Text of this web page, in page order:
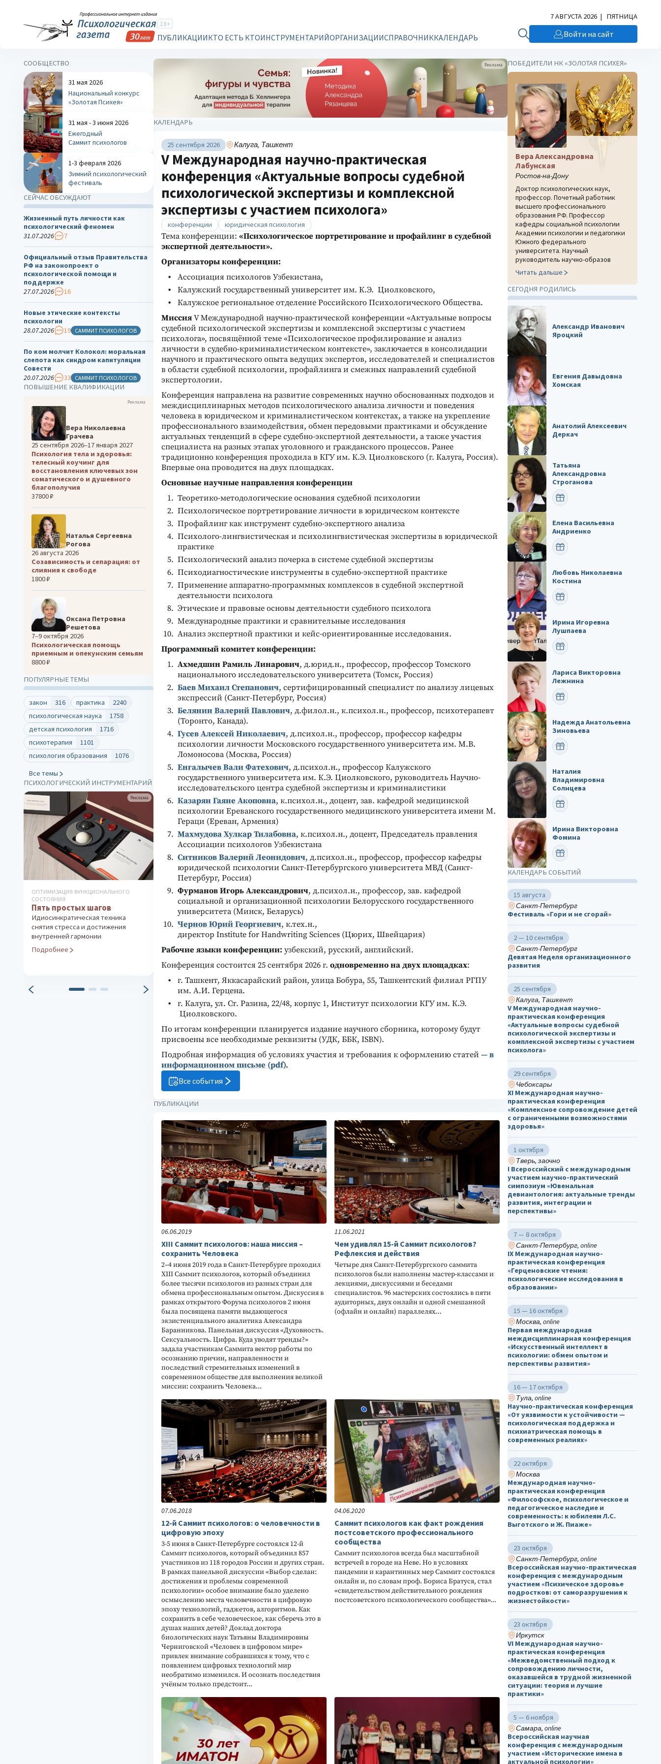
18+
ПУБЛИКАЦИИКТО ЕСТЬ КТОИНСТРУМЕНТАРИЙОРГАНИЗАЦИИСПРАВОЧНИККАЛЕНДАРЬ
7 АВГУСТА 2026 | ПЯТНИЦА
Войти на сайт
Реклама
КАЛЕНДАРЬ
25 сентября 2026 Калуга, Ташкент
V Международная научно-практическая
конференция «Актуальные вопросы судебной
психологической экспертизы и комплексной
экспертизы с участием психолога»
конференции юридическая психология
Тема конференции: «Психологическое портретирование и профайлинг в судебной
экспертной деятельности».
Организаторы конференции:
Ассоциация психологов Узбекистана,
Калужский государственный университет им. К.Э. Циолковского,
Калужское региональное отделение Российского Психологического Общества.
МиссияV Международной научно-практической конференции «Актуальные вопросы
судебной психологической экспертизы и комплексной экспертизы с участием
психолога», посвящённой теме «Психологическое профилирование и анализ
личности в судебно-криминалистическом контексте», заключается в консолидации
научного и практического опыта ведущих экспертов, исследователей и специалистов
в области судебной психологии, профайлинга и смежных направлений судебной
экспертологии.
Конференция направлена на развитие современных научно обоснованных подходов и
междисциплинарных методов психологического анализа личности и поведения
человека в юридическом и криминалистическом контекстах, а также на укрепление
профессионального взаимодействия, обмен передовыми практиками и обсуждение
актуальных тенденций в сфере судебно-экспертной деятельности, а также участия
специалиста на разных этапах уголовного и гражданского процессов. Ранее
традиционно конференция проходила в КГУ им. К.Э. Циолковского (г. Калуга, Россия).
Впервые она проводится на двух площадках.
Основные научные направления конференции
Теоретико-методологические основания судебной психологии
Психологическое портретирование личности в юридическом контексте
Профайлинг как инструмент судебно-экспертного анализа
Психолого-лингвистическая и психолингвистическая экспертизы в юридической
практике
Психологический анализ почерка в системе судебной экспертизы
Психодиагностические инструменты в судебно-экспертной практике
Применение аппаратно-программных комплексов в судебной экспертной
деятельности психолога
Этические и правовые основы деятельности судебного психолога
Международные практики и сравнительные исследования
Анализ экспертной практики и кейс-ориентированные исследования.
Программный комитет конференции:
Ахмедшин Рамиль Линарович, д.юрид.н., профессор, профессор Томского
национального исследовательского университета (Томск, Россия)
Баев Михаил Степанович, сертифицированный специалист по анализу лицевых
экспрессий (Санкт-Петербург, Россия)
Белянин Валерий Павлович, д.филол.н., к.психол.н., профессор, психотерапевт
(Торонто, Канада).
Гусев Алексей Николаевич, д.психол.н., профессор, профессор кафедры
психологии личности Московского государственного университета им. М.В.
Ломоносова (Москва, Россия)
Енгалычев Вали Фатехович, д.психол.н., профессор Калужского
государственного университета им. К.Э. Циолковского, руководитель Научно-
исследовательского центра судебной экспертизы и криминалистики
Казарян Гаяне Акоповна, к.психол.н., доцент, зав. кафедрой медицинской
психологии Ереванского государственного медицинского университета имени М.
Гераци (Ереван, Армения)
Махмудова Хулкар Тилабовна, к.психол.н., доцент, Председатель правления
Ассоциации психологов Узбекистана
Ситников Валерий Леонидович, д.психол.н., профессор, профессор кафедры
юридической психологии Санкт-Петербургского университета МВД (Санкт-
Петербург, Россия)
Фурманов Игорь Александрович, д.психол.н., профессор, зав. кафедрой
социальной и организационной психологии Белорусского государственного
университета (Минск, Беларусь)
Чернов Юрий Георгиевич, к.тех.н.,
директор Institute for Handwriting Sciences (Цюрих, Швейцария)
Рабочие языки конференции: узбекский, русский, английский.
Конференция состоится 25 сентября 2026 г. одновременно на двух площадках:
г. Ташкент, Яккасарайский район, улица Бобура, 55, Ташкентский филиал РГПУ
им. А.И. Герцена.
г. Калуга, ул. Ст. Разина, 22/48, корпус 1, Институт психологии КГУ им. К.Э.
Циолковского.
По итогам конференции планируется издание научного сборника, которому будут
присвоены все необходимые реквизиты (УДК, ББК, ISBN).
Подробная информация об условиях участия и требования к оформлению статей —в
информационном письме (pdf).
Все события
ПУБЛИКАЦИИ
06.06.2019
XIII Саммит психологов: наша миссия –
сохранить Человека
2–4 июня 2019 года в Санкт-Петербурге проходил
XIII Саммит психологов, который объединил
более тысячи психологов из разных стран для
обмена профессиональным опытом. Дискуссия в
рамках открытого Форума психологов 2 июня
была посвящена памяти выдающегося
экзистенциального аналитика Александра
Баранникова. Панельная дискуссия «Духовность.
Сексуальность. Цифра. Куда уводят тренды?»
задала участникам Саммита вектор работы по
осознанию причин, направленности и
последствий стремительных изменений в
современном обществе для выполнения великой
миссии: сохранить Человека...
11.06.2021
Чем удивлял 15-й Саммит психологов?
Рефлексия и действия
Четыре дня Санкт-Петербургского саммита
психологов были наполнены мастер-классами и
лекциями, дискуссиями и беседами
специалистов. 96 мастерских состоялись в пяти
аудиторных, двух онлайн и одной смешанной
(офлайн и онлайн) параллелях…
07.06.2018
12-й Саммит психологов: о человечности в
цифровую эпоху
3-5 июня в Санкт-Петербурге состоялся 12-й
Саммит психологов, который объединил 857
участников из 118 городов России и других стран.
В рамках панельной дискуссии «Выбор сделан:
достижения и проблемы современной
психологии» особое внимание было уделено
осмыслению места человечности в цифровую
эпоху технологий, гаджетов, алгоритмов. Как
сохранить в себе человеческое, как сберечь это в
душах наших детей? Доклад доктора
биологических наук Татьяны Владимировны
Черниговской «Человек в цифровом мире»
привлек внимание собравшихся к тому, что с
появлением цифровых технологий мир
необратимо изменился. И осознать последствия
учёным только предстоит...
04.06.2020
Саммит психологов как факт рождения
постсоветского профессионального
сообщества
Саммит психологов всегда был масштабной
встречей в городе на Неве. Но в условиях
пандемии и карантинных мер Саммит состоялся
онлайн и, по словам проф. Бориса Братуся, стал
«свидетельством действительного рождения
постсоветского психологического сообщества»...
СООБЩЕСТВО
31 мая 2026
Национальный конкурс
«Золотая Психея»
31 мая - 3 июня 2026
Ежегодный
Саммит психологов
1-3 февраля 2026
Зимний психологический
фестиваль
СЕЙЧАС ОБСУЖДАЮТ
Жизненный путь личности как
психологический феномен
31.07.2026
7
Официальный отзыв Правительства
РФ на законопроект о
психологической помощи и
поддержке
27.07.2026
16
Новые этические контексты
психологии
28.07.2026
19 САММИТ ПСИХОЛОГОВ
По ком молчит Колокол: моральная
слепота как синдром капитуляции
Совести
20.07.2026
33 САММИТ ПСИХОЛОГОВ
ПОВЫШЕНИЕ КВАЛИФИКАЦИИ
Реклама
Вера Николаевна
Грачева
25 сентября 2026–17 января 2027
Психология тела и здоровья:
телесный коучинг для
восстановления ключевых зон
соматического и душевного
благополучия
37800 ₽
Наталья Сергеевна
Рогова
26 августа 2026
Созависимость и сепарация: от
слияния к свободе
1800 ₽
Оксана Петровна
Решетова
7–9 октября 2026
Психологическая помощь
приемным и опекунским семьям
8800 ₽
ПОПУЛЯРНЫЕ ТЕМЫ
закон 316 практика
2240
психологическая наука
1758
детская психология
1716
психотерапия
1101
психология образования
1076
Все темы
ПСИХОЛОГИЧЕСКИЙ ИНСТРУМЕНТАРИЙ
Реклама
ОПТИМИЗАЦИЯ ФУНКЦИОНАЛЬНОГО
СОСТОЯНИЯ
Пять простых шагов
Идиосинкратическая техника
снятия стресса и достижения
внутренней гармонии
Подробнее
Реклама
АРТ-ТЕРАПЕВТИЧЕСКАЯ МЕТОДИКА
Арт-терапевтическая
методика «Позитивная
куклотерапия»
Психотерапия внутриличностных
конфликтов и поведенческих
проблем
Подробнее
Реклама
LUSCHER СOLOR TEST. ТЕСТ ЛЮШЕРА
ОРИГИНАЛ (ШВЕЙЦАРИЯ)
Цветовой комплекс
анализ конфликтов
Подробнее
ПОБЕДИТЕЛИ НК «ЗОЛОТАЯ ПСИХЕЯ»
Вера Александровна
Лабунская
Ростов-на-Дону
Доктор психологических наук,
профессор. Почетный работник
высшего профессионального
образования РФ. Профессор
кафедры социальной психологии
Академии психологии и педагогики
Южного федерального
университета. Научный
руководитель научно-образов
Читать дальше
СЕГОДНЯ РОДИЛИСЬ
Александр Иванович
Яроцкий
Евгения Давыдовна
Хомская
Анатолий Алексеевич
Деркач
Татьяна
Александровна
Строганова
ПОЗДРАВИТЬ
Елена Васильевна
Андриенко
ПОЗДРАВИТЬ
Любовь Николаевна
Костина
ПОЗДРАВИТЬ
Ирина Игоревна
Лушпаева
ПОЗДРАВИТЬ
Лариса Викторовна
Лежнина
ПОЗДРАВИТЬ
Надежда Анатольевна
Зиновьева
ПОЗДРАВИТЬ
Наталия
Владимировна
Солнцева
ПОЗДРАВИТЬ
Ирина Викторовна
Фомина
ПОЗДРАВИТЬ
КАЛЕНДАРЬ СОБЫТИЙ
15 августа
Санкт-Петербург
Фестиваль «Гори и не сгорай»
2 — 10 сентября
Санкт-Петербург
Девятая Неделя организационного
развития
25 сентября
Калуга, Ташкент
V Международная научно-
практическая конференция
«Актуальные вопросы судебной
психологической экспертизы и
комплексной экспертизы с участием
психолога»
29 сентября
Чебоксары
ХΙ Международная научно-
практическая конференция
«Комплексное сопровождение детей
с ограниченными возможностями
здоровья»
1 октября
Тверь, заочно
I Всероссийский с международным
участием научно-практический
симпозиум «Ювенальная
девиантология: актуальные тренды
развития, интеграции и
перспективы»
7 — 8 октября
Санкт-Петербург, online
IX Международная научно-
практическая конференция
«Герценовские чтения:
психологические исследования в
образовании»
15 — 16 октября
Москва, online
Первая международная
междисциплинарная конференция
«Искусственный интеллект в
психологии: обмен опытом и
перспективы развития»
16 — 17 октября
Тула, online
Научно-практическая конференция
«От уязвимости к устойчивости —
психологическая поддержка и
психиатрическая помощь в
современных реалиях»
22 октября
Москва
Международная научно-
практическая конференция
«Философское, психологическое и
педагогическое наследие и
современность: к юбилеям Л.С.
Выготского и Ж. Пиаже»
23 октября
Санкт-Петербург, online
Всероссийская научно-практическая
конференция с международным
участием «Психическое здоровье
подростков: от саморазрушения к
жизнестойкости»
23 октября
Иркутск
VI Международная научно-
практическая конференция
«Межведомственный подход к
сопровождению личности,
оказавшейся в трудной жизненной
ситуации: теория и лучшие
практики»
5 — 6 ноября
Самара, online
Всероссийская научная
конференция с международным
участием «Исторические имена в
актуальной психологии»